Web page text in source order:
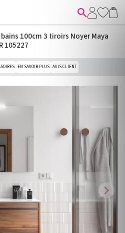

chevron_right
100cm 3 tiroirs Noyer Maya
105227
EN SAVOIR PLUS AVIS CLIENT